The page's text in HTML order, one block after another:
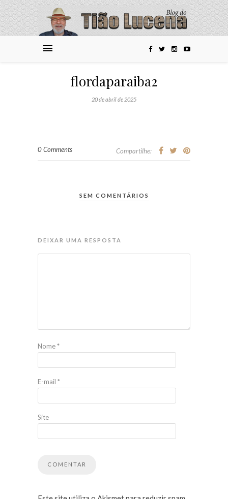
flordaparaiba2
20 de abril de 2025
0 Comments Compartilhe:
SEM COMENTÁRIOS
DEIXAR UMA RESPOSTA
Nome*
E-mail *
Site